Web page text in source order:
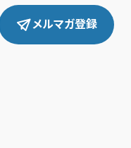
メルマガ登録